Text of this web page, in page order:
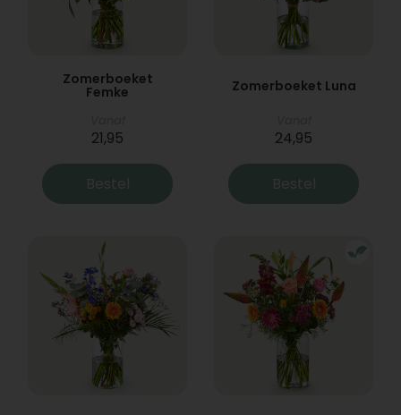
Zomerboeket
Femke
21,95
Bestel
Zomerboeket Luna
24,95
Bestel